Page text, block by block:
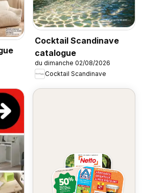
Cocktail Scandinave
catalogue
du dimanche 02/08/2026
Cocktail Scandinave